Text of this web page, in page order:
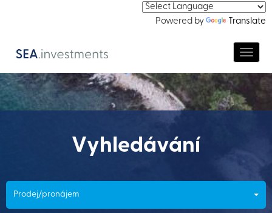
Powered by Translate
Vyhledávání
Prodej/pronájem